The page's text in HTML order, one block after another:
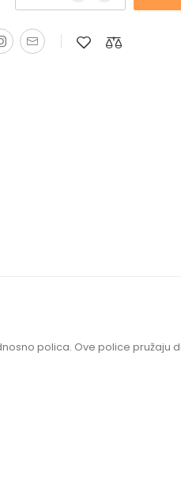
polica. Ove police pružaju